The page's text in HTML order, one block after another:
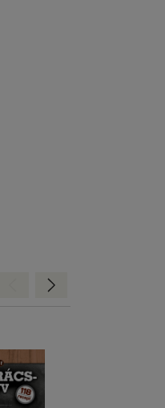
Előre